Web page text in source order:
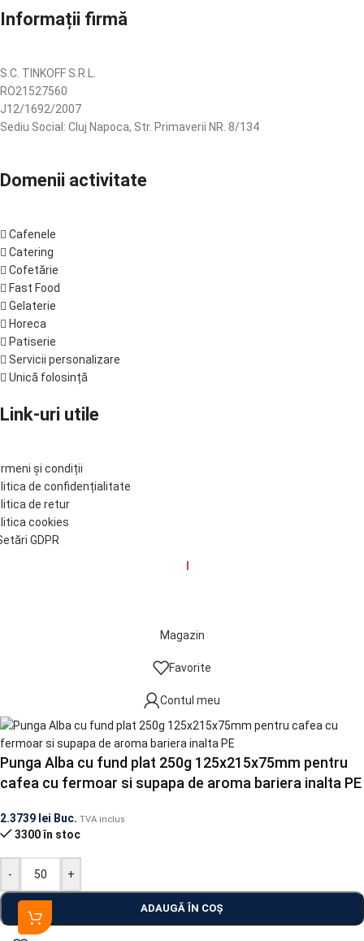
Informații firmă
S.C. TINKOFF S.R.L.
RO21527560
J12/1692/2007
Sediu Social: Cluj Napoca, Str. Primaverii NR. 8/134
Domenii activitate
Cafenele
Catering
Cofetărie
Fast Food
Gelaterie
Horeca
Patiserie
Servicii personalizare
Unică folosință
Link-uri utile
și condiții
de confidențialitate
de retur
cookies
GDPR
Magazin
Favorite
Contul meu
Punga Alba cu fund plat 250g 125x215x75mm pentru
cafea cu fermoar si supapa de aroma bariera inalta PE
2.3739 lei Buc. TVA inclus
3300 în stoc
- +
ADAUGĂ ÎN COȘ